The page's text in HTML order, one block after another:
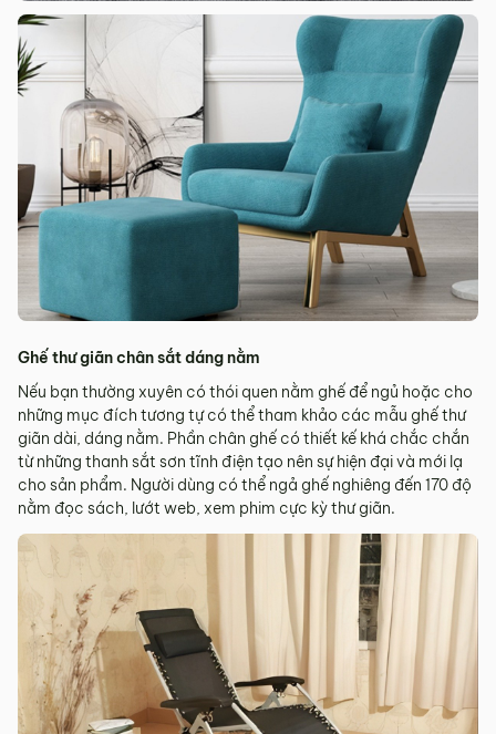
Ghế thư giãn chân sắt dáng nằm
Nếu bạn thường xuyên có thói quen nằm ghế để ngủ hoặc cho
những mục đích tương tự có thể tham khảo các mẫu ghế thư
giãn dài, dáng nằm. Phần chân ghế có thiết kế khá chắc chắn
từ những thanh sắt sơn tĩnh điện tạo nên sự hiện đại và mới lạ
cho sản phẩm. Người dùng có thể ngả ghế nghiêng đến 170 độ
nằm đọc sách, lướt web, xem phim cực kỳ thư giãn.